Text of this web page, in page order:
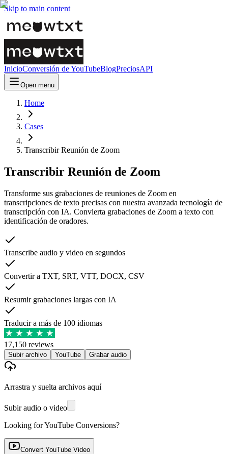
Skip to main content
InicioConversión de YouTubeBlogPreciosAPI
Open menu
Home
Cases
Transcribir Reunión de Zoom
Transcribir Reunión de Zoom
Transforme sus grabaciones de reuniones de Zoom en
transcripciones de texto precisas con nuestra avanzada tecnología de
transcripción con IA. Convierta grabaciones de Zoom a texto con
identificación de oradores.
Transcribe audio y video en segundos
Convertir a TXT, SRT, VTT, DOCX, CSV
Resumir grabaciones largas con IA
Traducir a más de 100 idiomas
17,150 reviews
Subir archivo YouTube Grabar audio
Arrastra y suelta archivos aquí
Subir audio o video
Looking for YouTube Conversions?
Convert YouTube Video